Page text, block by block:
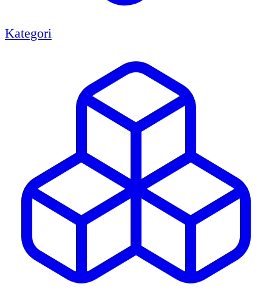
Kategori